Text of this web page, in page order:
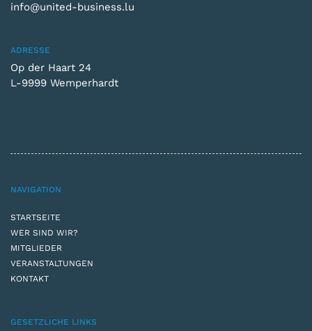
info@united-business.lu
ADRESSE
Op der Haart 24
L-9999 Wemperhardt
NAVIGATION
STARTSEITE
WER SIND WIR?
MITGLIEDER
VERANSTALTUNGEN
KONTAKT
GESETZLICHE LINKS